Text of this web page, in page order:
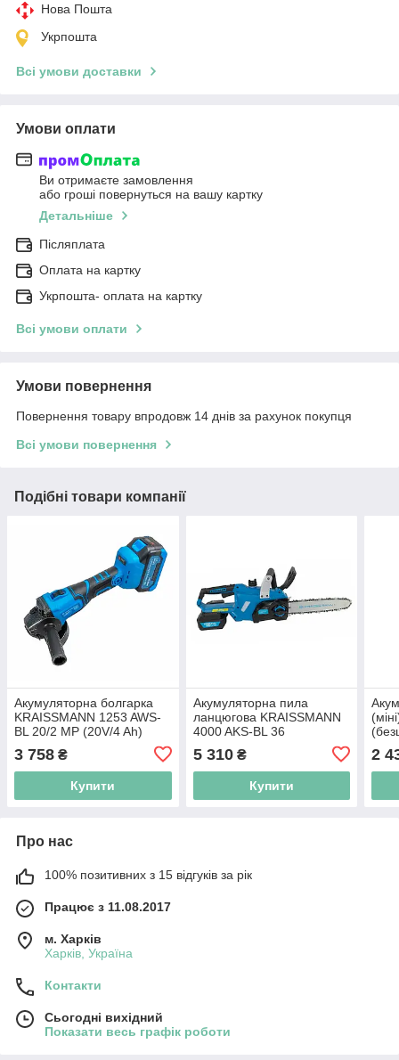
Нова Пошта
Укрпошта
Всі умови доставки
Умови оплати
Ви отримаєте замовлення
або гроші повернуться на вашу картку
Детальніше
Післяплата
Оплата на картку
Укрпошта- оплата на картку
Всі умови оплати
Умови повернення
Повернення товару впродовж 14 днів за рахунок покупця
Всі умови повернення
Подібні товари компанії
Акумуляторна болгарка
KRAISSMANN 1253 AWS-
BL 20/2 MP (20V/4 Ah)
3 758 ₴
Купити
Акумуляторна пила
ланцюгова KRAISSMANN
4000 AKS-BL 36
5 310₴
Купити
2
Про нас
100% позитивних з 15 відгуків за рік
Працює з 11.08.2017
м. Харків
Харків, Україна
Контакти
Сьогодні вихідний
Показати весь графік роботи